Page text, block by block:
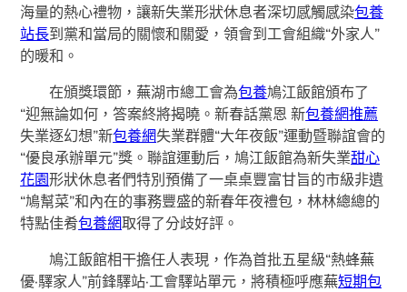
海量的熱心禮物，讓新失業形狀休息者深切感觸感染包養
站長到黨和當局的關懷和關愛，領會到工會組織“外家人”
的暖和。
在頒獎環節，蕪湖市總工會為包養鳩江飯館頒布了
“迎無論如何，答案終將揭曉。新春話黨恩 新包養網推薦
失業逐幻想”新包養網失業群體“大年夜飯”運動暨聯誼會的
“優良承辦單元”獎。聯誼運動后，鳩江飯館為新失業甜心
花園形狀休息者們特別預備了一桌桌豐富甘旨的市級非遺
“鳩幫菜”和內在的事務豐盛的新春年夜禮包，林林總總的
特點佳肴包養網取得了分歧好評。
鳩江飯館相干擔任人表現，作為首批五星級“熱蜂蕪
優·驛家人”前鋒驛站·工會驛站單元，將積極呼應蕪短期包